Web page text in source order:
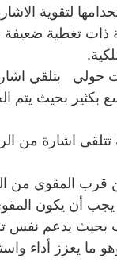
لتقوية
ذات تغطية
بتلقي
بكثير بحيث يتم
اشارة من
المقوي من
أن يكون
بحيث يدعم نفس